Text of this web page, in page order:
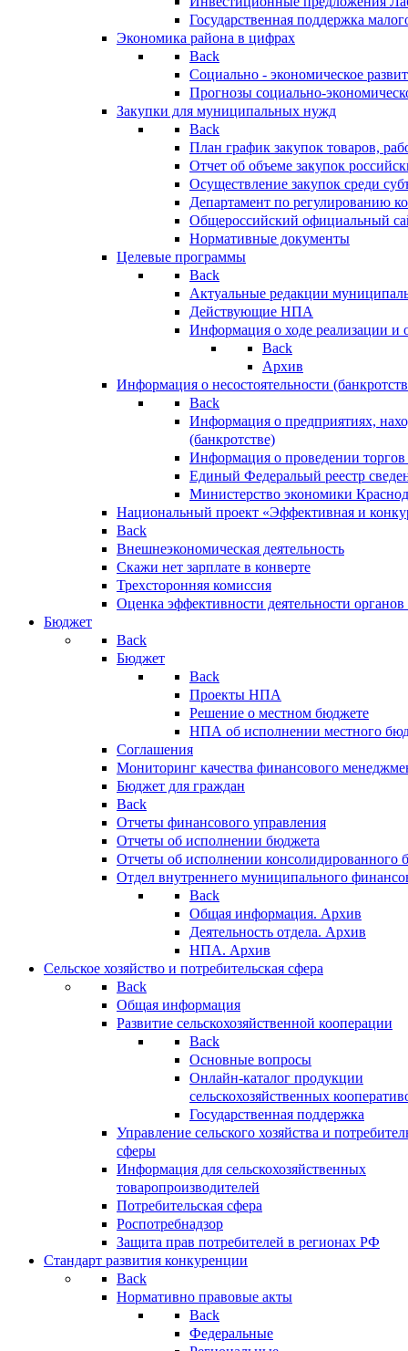
Государственная поддержка
Экономика района в цифрах
Back
Социально - экономическое
Прогнозы социально-
Закупки для муниципальных нужд
Back
План график закупок товаров,
Отчет об объеме закупок
Осуществление закупок среди
Департамент по регулированию
Общероссийский официальный
Нормативные документы
Целевые программы
Back
Актуальные редакции
Действующие НПА
Информация о ходе реализации
Back
Архив
Информация о несостоятельности
Back
Информация о предприятиях,
(банкротстве)
Информация о проведении
Единый Федеральый реестр
Министерство экономики
Национальный проект «Эффективная и
Back
Внешнеэкономическая деятельность
Скажи нет зарплате в конверте
Трехсторонняя комиссия
Оценка эффективности деятельности
Бюджет
Back
Бюджет
Back
Проекты НПА
Решение о местном бюджете
НПА об исполнении местного
Соглашения
Мониторинг качества финансового
Бюджет для граждан
Back
Отчеты финансового управления
Отчеты об исполнении бюджета
Отчеты об исполнении консолидированного
Отдел внутреннего муниципального
Back
Общая информация. Архив
Деятельность отдела. Архив
НПА. Архив
Сельское хозяйство и потребительская сфера
Back
Общая информация
Развитие сельскохозяйственной кооперации
Back
Основные вопросы
Онлайн-каталог продукции
сельскохозяйственных
Государственная поддержка
Управление сельского хозяйства и
сферы
Информация для сельскохозяйственных
товаропроизводителей
Потребительская сфера
Роспотребнадзор
Защита прав потребителей в регионах РФ
Стандарт развития конкуренции
Back
Нормативно правовые акты
Back
Федеральные